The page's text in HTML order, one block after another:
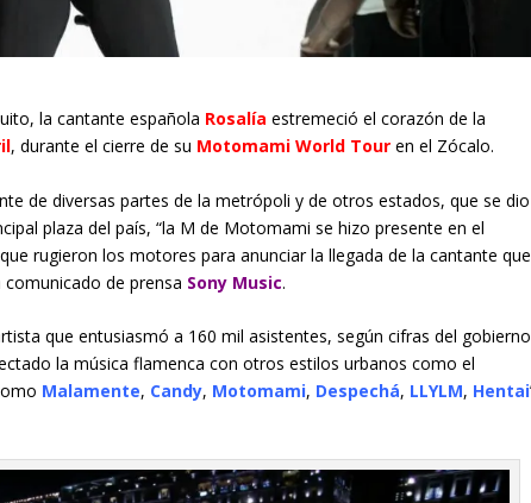
la cantante española Rosalía estremeció el corazón de la
, durante el cierre de su Motomami World Tour en el Zócalo.
de diversas partes de la metrópoli y de otros estados, que se dio
plaza del país, “la M de Motomami se hizo presente en el
rugieron los motores para anunciar la llegada de la cantante que
de prensa Sony Music.
que entusiasmó a 160 mil asistentes, según cifras del gobierno
la música flamenca con otros estilos urbanos como el
Malamente, Candy, Motomami, Despechá, LLYLM, Hentai